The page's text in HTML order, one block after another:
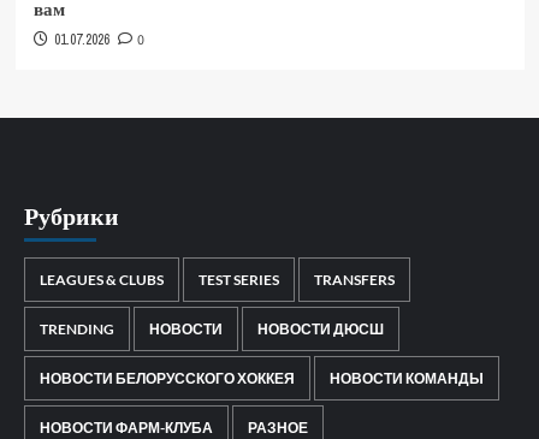
вам
01.07.2026 0
Рубрики
LEAGUES & CLUBS TEST SERIES TRANSFERS
TRENDING НОВОСТИ НОВОСТИ ДЮСШ
НОВОСТИ БЕЛОРУССКОГО ХОККЕЯ НОВОСТИ КОМАНДЫ
НОВОСТИ ФАРМ-КЛУБА РАЗНОЕ